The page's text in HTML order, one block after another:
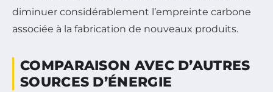
diminuer considérablement l’empreinte carbone
associée à la fabrication de nouveaux produits.
COMPARAISON AVEC D’AUTRES
SOURCES D’ÉNERGIE